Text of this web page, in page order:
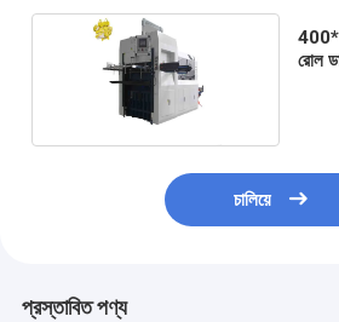
রোল
চালিয়ে
প্রস্তাবিত পণ্য